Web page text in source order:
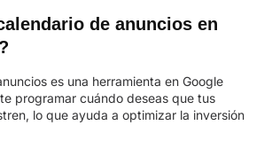
de anuncios en
es una herramienta en Google
programar cuándo deseas que tus
lo que ayuda a optimizar la inversión